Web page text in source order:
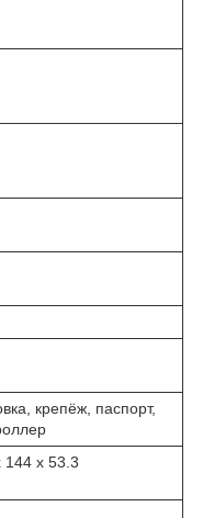
крепёж, паспорт,
144 х 53.3